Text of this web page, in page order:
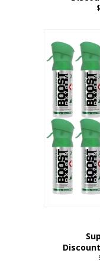
$
tiene
múltiples
variantes.
Las
opciones
pueden
elegir
en
página
del
producto